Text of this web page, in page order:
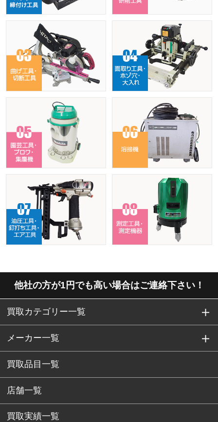
他社の方が1円でも高い場合はご連絡下さい！
買取カテゴリー一覧
メーカー一覧
買取品目一覧
店舗一覧
買取実績一覧